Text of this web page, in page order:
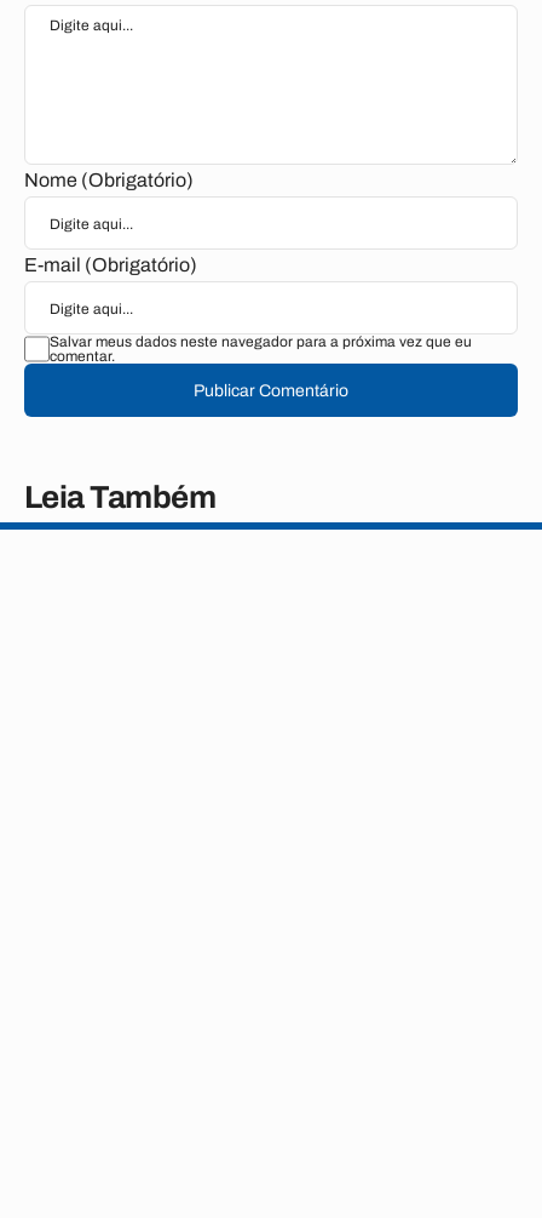
Nome (Obrigatório)
E-mail (Obrigatório)
Salvar meus dados neste navegador para a próxima vez que eu
comentar.
Publicar Comentário
Leia Também